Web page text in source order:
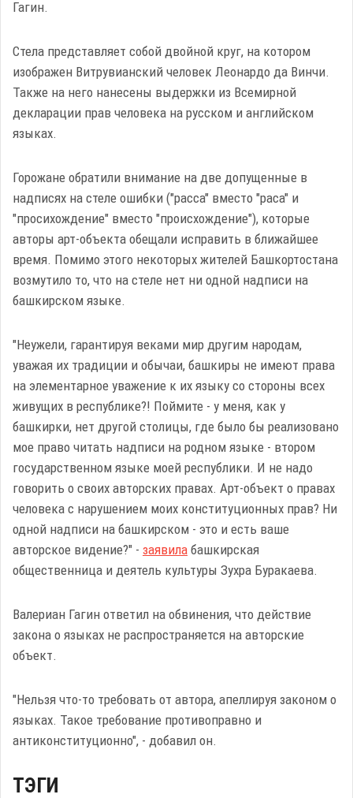
Гагин.
Стела представляет собой двойной круг, на котором
изображен Витрувианский человек Леонардо да Винчи.
Также на него нанесены выдержки из Всемирной
декларации прав человека на русском и английском
языках.
Горожане обратили внимание на две допущенные в
надписях на стеле ошибки ("расса" вместо "раса" и
"просихождение" вместо "происхождение"), которые
авторы арт-объекта обещали исправить в ближайшее
время. Помимо этого некоторых жителей Башкортостана
возмутило то, что на стеле нет ни одной надписи на
башкирском языке.
"Неужели, гарантируя веками мир другим народам,
уважая их традиции и обычаи, башкиры не имеют права
на элементарное уважение к их языку со стороны всех
живущих в республике?! Поймите - у меня, как у
башкирки, нет другой столицы, где было бы реализовано
мое право читать надписи на родном языке - втором
государственном языке моей республики. И не надо
говорить о своих авторских правах. Арт-объект о правах
человека с нарушением моих конституционных прав? Ни
одной надписи на башкирском - это и есть ваше
авторское видение?" - заявила башкирская
общественница и деятель культуры Зухра Буракаева.
Валериан Гагин ответил на обвинения, что действие
закона о языках не распространяется на авторские
объект.
"Нельзя что-то требовать от автора, апеллируя законом о
языках. Такое требование противоправно и
антиконституционно", - добавил он.
ТЭГИ